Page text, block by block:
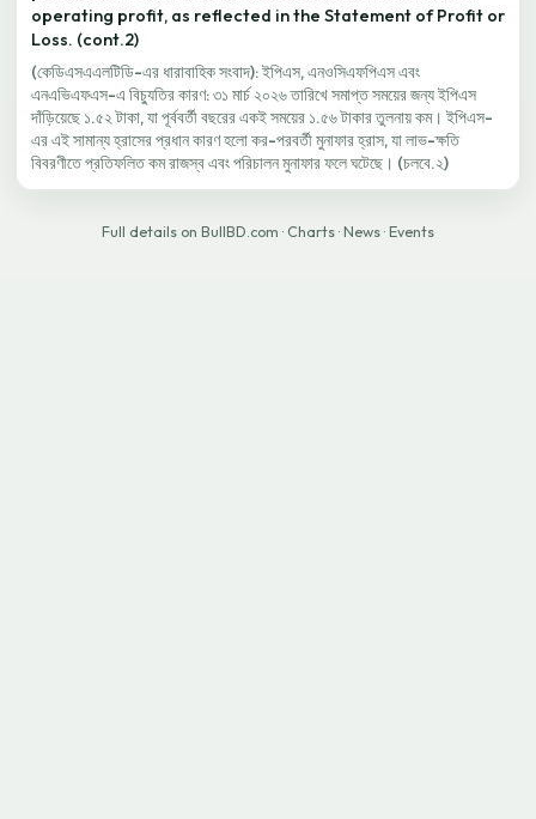
operating profit, as reflected in the Statement of Profit or
Loss. (cont.2)
(কেডিএসএএলটিডি-এর ধারাবাহিক সংবাদ): ইপিএস, এনওসিএফপিএস এবং
এনএভিএফএস-এ বিচ্যুতির কারণ: ৩১ মার্চ ২০২৬ তারিখে সমাপ্ত সময়ের জন্য ইপিএস
দাঁড়িয়েছে ১.৫২ টাকা, যা পূর্ববর্তী বছরের একই সময়ের ১.৫৬ টাকার তুলনায় কম। ইপিএস-
এর এই সামান্য হ্রাসের প্রধান কারণ হলো কর-পরবর্তী মুনাফার হ্রাস, যা লাভ-ক্ষতি
বিবরণীতে প্রতিফলিত কম রাজস্ব এবং পরিচালন মুনাফার ফলে ঘটেছে। (চলবে.২)
Full details on BullBD.com · Charts · News · Events